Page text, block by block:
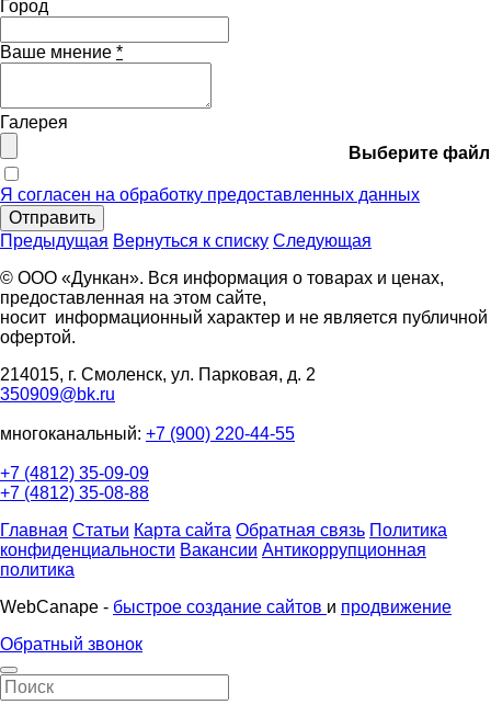
Город
Ваше мнение *
Галерея
Выберите файл
Я согласен на обработку предоставленных данных
Отправить
Предыдущая Вернуться к списку Следующая
© ООО «Дункан». Вся информация о товарах и ценах,
предоставленная на этом сайте,
носит информационный характер и не является публичной
офертой.
214015, г. Смоленск, ул. Парковая, д. 2
350909@bk.ru
многоканальный: +7 (900) 220-44-55
+7 (4812) 35-09-09
+7 (4812) 35-08-88
Главная Статьи Карта сайта Обратная связь Политика
конфиденциальности Вакансии Антикоррупционная
политика
WebCanape - быстрое создание сайтов и продвижение
Обратный звонок